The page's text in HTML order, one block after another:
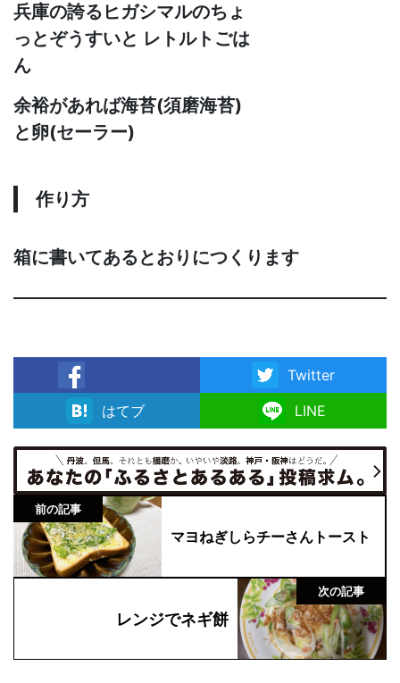
兵庫の誇るヒガシマルのちょ
っとぞうすいと レトルトごは
ん
余裕があれば海苔(須磨海苔)
と卵(セーラー)
作り方
箱に書いてあるとおりにつくります
facebook
Twitter
はてブ
LINE
前の記事
マヨねぎしらチーさんトースト
次の記事
レンジでネギ餅